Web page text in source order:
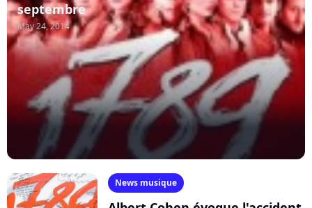
septembre
May 24, 2014
News musique